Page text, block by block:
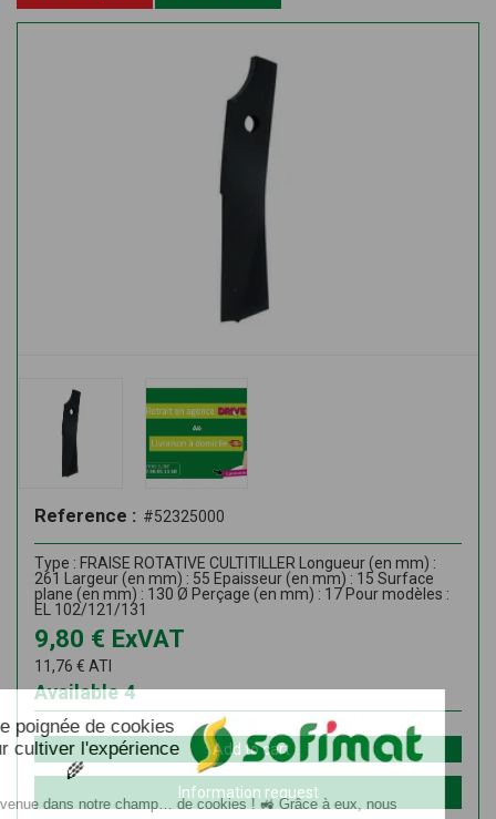
Reference : #52325000
Type : FRAISE ROTATIVE CULTITILLER Longueur (en mm) :
261 Largeur (en mm) : 55 Epaisseur (en mm) : 15 Surface
plane (en mm) : 130 Ø Perçage (en mm) : 17 Pour modèles :
EL 102/121/131
9,80 € ExVAT
11,76 € ATI
4
Available
Add to cart
Information request